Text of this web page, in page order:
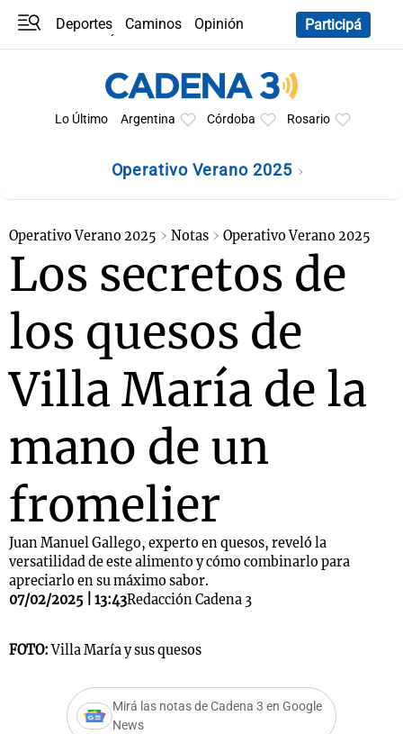
Deportes Caminos
Opinión
Participá
Lo Último Argentina Córdoba Rosario
Operativo Verano 2025
Operativo Verano 2025 Notas Operativo Verano 2025
Los secretos de
los quesos de
Villa María de la
mano de un
fromelier
Juan Manuel Gallego, experto en quesos, reveló la
versatilidad de este alimento y cómo combinarlo para
apreciarlo en su máximo sabor.
07/02/2025 | 13:43Redacción Cadena 3
FOTO:Villa María y sus quesos
Mirá las notas de Cadena 3 en Google
News